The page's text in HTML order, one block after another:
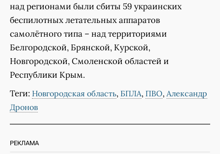
над регионами были сбиты 59 украинских
беспилотных летательных аппаратов
самолëтного типа – над территориями
Белгородской, Брянской, Курской,
Новгородской, Смоленской областей и
Республики Крым.
Теги: Новгородская область, БПЛА, ПВО, Александр
Дронов
РЕКЛАМА